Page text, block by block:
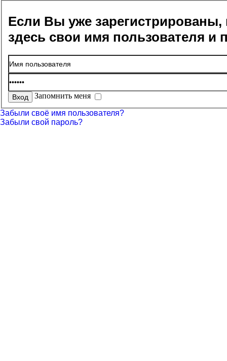
Если Вы уже зарегистрированы,
здесь свои имя пользователя и
Запомнить меня
Забыли своё имя пользователя?
Забыли свой пароль?